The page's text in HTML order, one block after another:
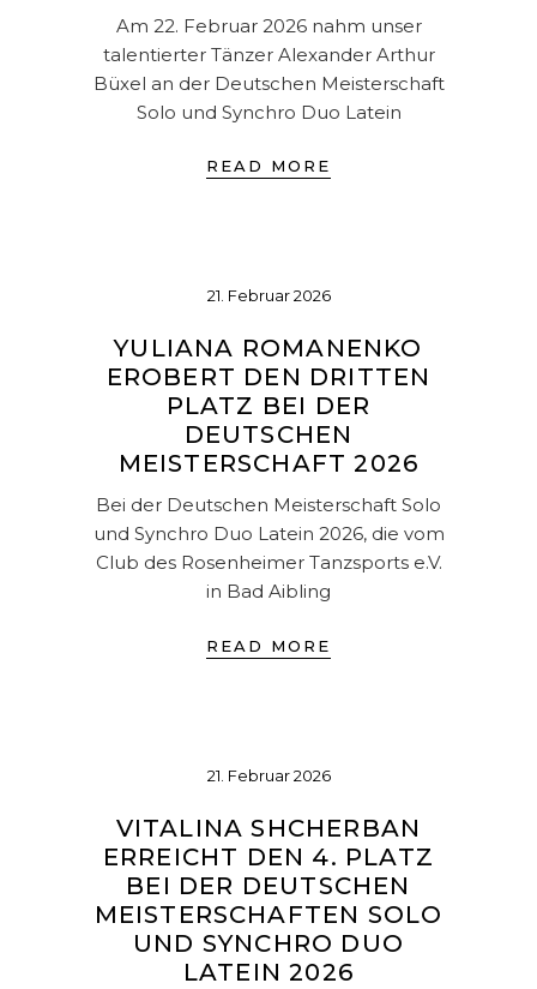
Am 22. Februar 2026 nahm unser
talentierter Tänzer Alexander Arthur
Büxel an der Deutschen Meisterschaft
Solo und Synchro Duo Latein
READ MORE
21. Februar 2026
YULIANA ROMANENKO
EROBERT DEN DRITTEN
PLATZ BEI DER
DEUTSCHEN
MEISTERSCHAFT 2026
Bei der Deutschen Meisterschaft Solo
und Synchro Duo Latein 2026, die vom
Club des Rosenheimer Tanzsports e.V.
in Bad Aibling
READ MORE
21. Februar 2026
VITALINA SHCHERBAN
ERREICHT DEN 4. PLATZ
BEI DER DEUTSCHEN
MEISTERSCHAFTEN SOLO
UND SYNCHRO DUO
LATEIN 2026